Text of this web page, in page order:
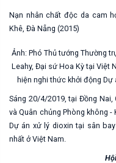
Nạn nhân chất độc da cam
Khê, Đà Nẵng (2015)
Ảnh: Phó Thủ tướng Thường
Leahy, Đại sứ Hoa Kỳ tại Việt
hiện nghi thức khởi động
Sáng 20/4/2019, tại Đồng Nai,
và Quân chủng Phòng không
Dự án xử lý dioxin tại sân
nhất ở Việt Nam.